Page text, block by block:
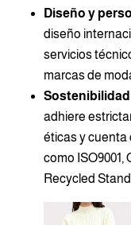
Diseño y
diseño
servicios
marcas de
adhiere
éticas y cuenta
como ISO9001,
Recycled